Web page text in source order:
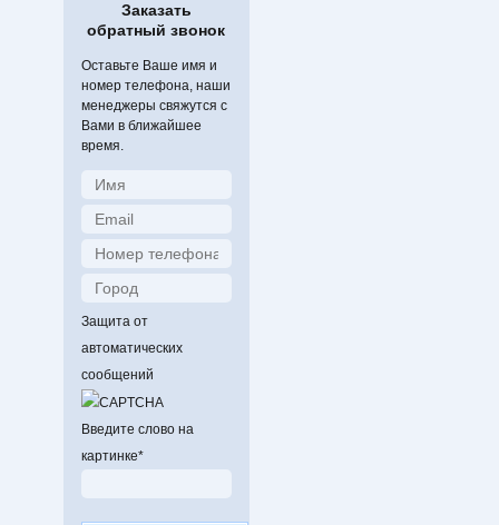
Заказать
обратный звонок
Оставьте Ваше имя и
номер телефона, наши
менеджеры свяжутся с
Вами в ближайшее
время.
Защита от
автоматических
сообщений
Введите слово на
картинке*